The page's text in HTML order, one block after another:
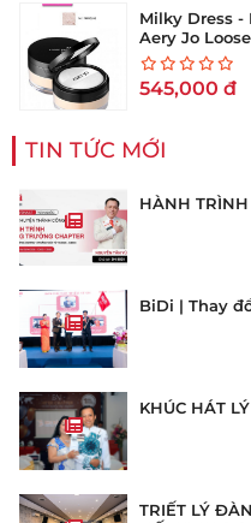
Milky Dress
Aery Jo
tông sáng
545,000 đ
TIN TỨC MỚI
HÀNH TRÌNH
BiDi | Thay
KHÚC HÁT
TRIẾT LÝ